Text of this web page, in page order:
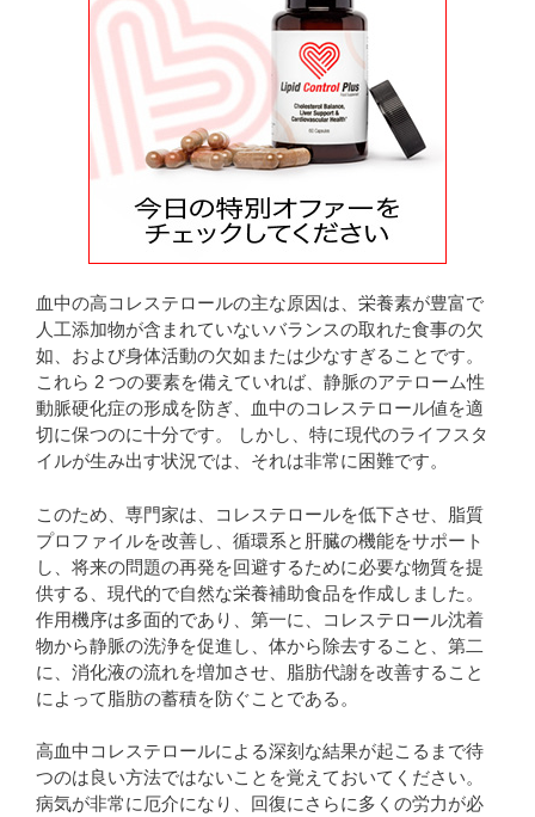
血中の高コレステロールの主な原因は、栄養素が豊富で
人工添加物が含まれていないバランスの取れた食事の欠
如、および身体活動の欠如または少なすぎることです。
これら 2 つの要素を備えていれば、静脈のアテローム性
動脈硬化症の形成を防ぎ、血中のコレステロール値を適
切に保つのに十分です。 しかし、特に現代のライフスタ
イルが生み出す状況では、それは非常に困難です。
このため、専門家は、コレステロールを低下させ、脂質
プロファイルを改善し、循環系と肝臓の機能をサポート
し、将来の問題の再発を回避するために必要な物質を提
供する、現代的で自然な栄養補助食品を作成しました。
作用機序は多面的であり、第一に、コレステロール沈着
物から静脈の洗浄を促進し、体から除去すること、第二
に、消化液の流れを増加させ、脂肪代謝を改善すること
によって脂肪の蓄積を防ぐことである。
高血中コレステロールによる深刻な結果が起こるまで待
つのは良い方法ではないことを覚えておいてください。
病気が非常に厄介になり、回復にさらに多くの労力が必